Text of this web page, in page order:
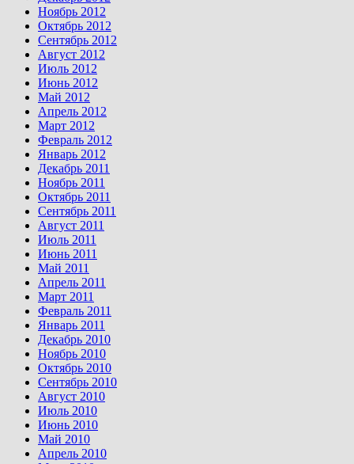
Ноябрь 2012
Октябрь 2012
Сентябрь 2012
Август 2012
Июль 2012
Июнь 2012
Май 2012
Апрель 2012
Март 2012
Февраль 2012
Январь 2012
Декабрь 2011
Ноябрь 2011
Октябрь 2011
Сентябрь 2011
Август 2011
Июль 2011
Июнь 2011
Май 2011
Апрель 2011
Март 2011
Февраль 2011
Январь 2011
Декабрь 2010
Ноябрь 2010
Октябрь 2010
Сентябрь 2010
Август 2010
Июль 2010
Июнь 2010
Май 2010
Апрель 2010